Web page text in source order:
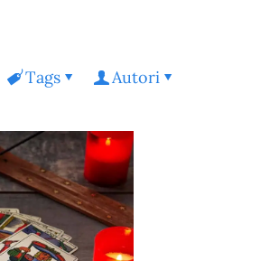
Tags Autori